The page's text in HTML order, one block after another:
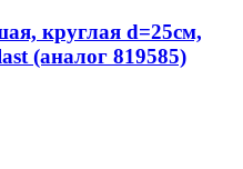
круглая d=25см,
(аналог 819585)